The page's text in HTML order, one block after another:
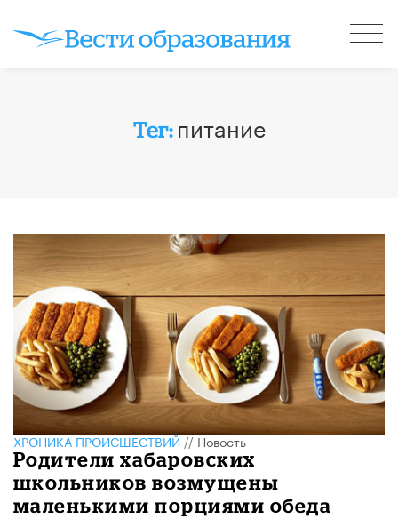
Тег: питание
ХРОНИКА ПРОИСШЕСТВИЙ//Новость
Родители хабаровских
школьников возмущены
маленькими порциями обеда